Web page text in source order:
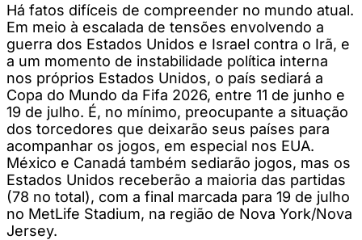
Há fatos difíceis de compreender no mundo atual.
Em meio à escalada de tensões envolvendo a
guerra dos Estados Unidos e Israel contra o Irã, e
a um momento de instabilidade política interna
nos próprios Estados Unidos, o país sediará a
Copa do Mundo da Fifa 2026, entre 11 de junho e
19 de julho. É, no mínimo, preocupante a situação
dos torcedores que deixarão seus países para
acompanhar os jogos, em especial nos EUA.
México e Canadá também sediarão jogos, mas os
Estados Unidos receberão a maioria das partidas
(78 no total), com a final marcada para 19 de julho
no MetLife Stadium, na região de Nova York/Nova
Jersey.